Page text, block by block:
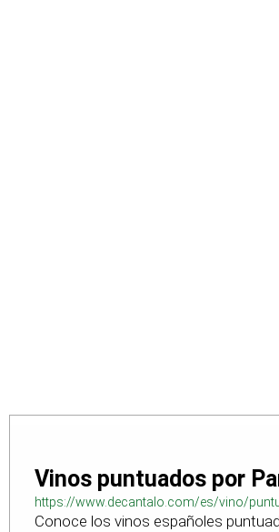
Vinos puntuados por
https://www.decantalo.com/es/vino/
Conoce los vinos españoles